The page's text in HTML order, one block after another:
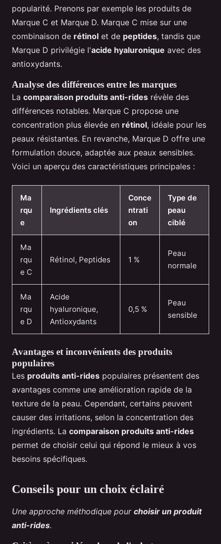
popularité. Prenons par exemple les produits de
Marque C et Marque D. Marque C mise sur une
combinaison de rétinol et de peptides, tandis que
Marque D privilégie l'acide hyaluronique avec des
antioxydants.
Analyse des différences entre les marques
La comparaison produits anti-rides révèle des
différences notables. Marque C propose une
concentration plus élevée en rétinol, idéale pour les
peaux résistantes. En revanche, Marque D offre une
formulation douce, adaptée aux peaux sensibles.
Voici un aperçu des caractéristiques principales :
Ma
rqu
e
Ingrédients clés
Conce
ntrati
on
Type de
peau
ciblé
Ma
rqu
e C
Rétinol, Peptides 1 %
Peau
normale
Ma
rqu
e D
Acide
hyaluronique,
Antioxydants
0,5 %
Peau
sensible
Avantages et inconvénients des produits
populaires
Les produits anti-rides populaires présentent des
avantages comme une amélioration rapide de la
texture de la peau. Cependant, certains peuvent
causer des irritations, selon la concentration des
ingrédients. La comparaison produits anti-rides
permet de choisir celui qui répond le mieux à vos
besoins spécifiques.
Conseils pour un choix éclairé
Une approche méthodique pour choisir un produit
anti-rides.